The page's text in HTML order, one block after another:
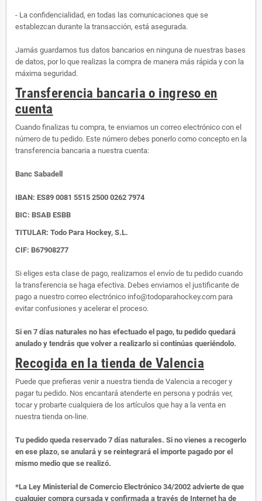
- La confidencialidad, en todas las comunicaciones que se
establezcan durante la transacción, está asegurada.
Jamás guardamos tus datos bancarios en ninguna de nuestras bases
de datos, por lo que realizas la compra de manera más rápida y con la
máxima seguridad.
Transferencia bancaria o ingreso en
cuenta
Cuando finalizas tu compra, te enviamos un correo electrónico con el
número de tu pedido. Este número debes ponerlo como concepto en la
transferencia bancaria a nuestra cuenta:
Banc Sabadell
IBAN: ES89 0081 5515 2500 0262 7974
BIC: BSAB ESBB
TITULAR: Todo Para Hockey, S.L.
CIF: B67908277
Si eliges esta clase de pago, realizamos el envío de tu pedido cuando
la transferencia se haga efectiva. Debes enviarnos el justificante de
pago a nuestro correo electrónico info@todoparahockey.com para
evitar confusiones y acelerar el proceso.
Si en 7 días naturales no has efectuado el pago, tu pedido quedará
anulado y tendrás que volver a realizarlo si continúas queriéndolo.
Recogida en la tienda de Valencia
Puede que prefieras venir a nuestra tienda de Valencia a recoger y
pagar tu pedido. Nos encantará atenderte en persona y podrás ver,
tocar y probarte cualquiera de los artículos que hay a la venta en
nuestra tienda on-line.
Tu pedido queda reservado 7 días naturales. Si no vienes a recogerlo
en ese plazo, se anulará y se reintegrará el importe pagado por el
mismo medio que se realizó.
*La Ley Ministerial de Comercio Electrónico 34/2002 advierte de que
cualquier compra cursada y confirmada a través de Internet ha de